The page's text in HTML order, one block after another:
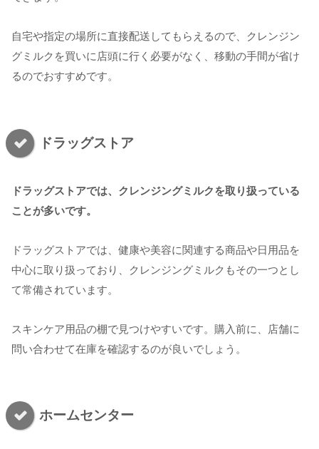
自宅や指定の場所に直接配送してもらえるので、クレンジン
グミルクを買いに店頭に行く必要がなく、移動の手間が省け
るのでおすすめです。
ドラッグストア
ドラッグストアでは、クレンジングミルクを取り扱っている
ことが多いです。
ドラッグストアでは、健康や美容に関連する商品や日用品を
中心に取り扱っており、クレンジングミルクもその一つとし
て常備されています。
スキンケア用品の棚で見つけやすいです。購入前に、店舗に
問い合わせて在庫を確認するのが良いでしょう。
ホームセンター